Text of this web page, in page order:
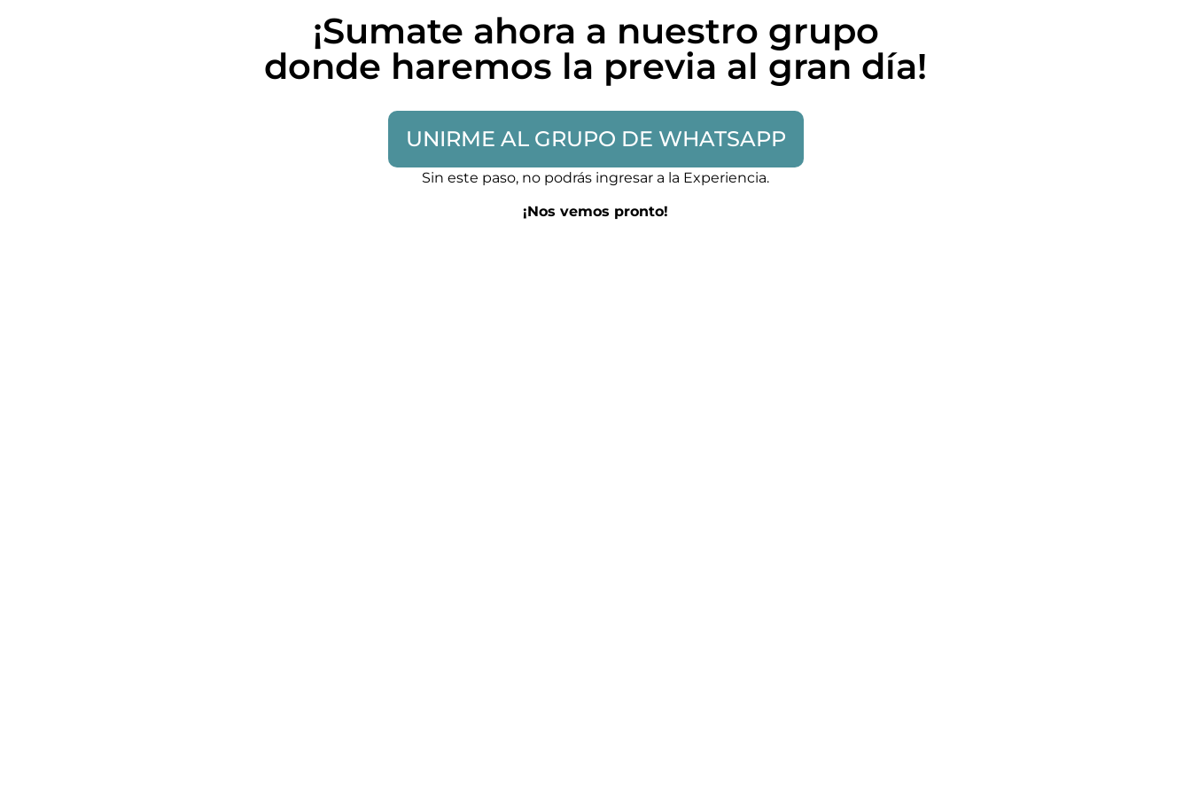
¡Sumate ahora a nuestro grupo
donde haremos la previa al gran día!
UNIRME AL GRUPO DE WHATSAPP
Sin este paso, no podrás ingresar a la Experiencia.
¡Nos vemos pronto!